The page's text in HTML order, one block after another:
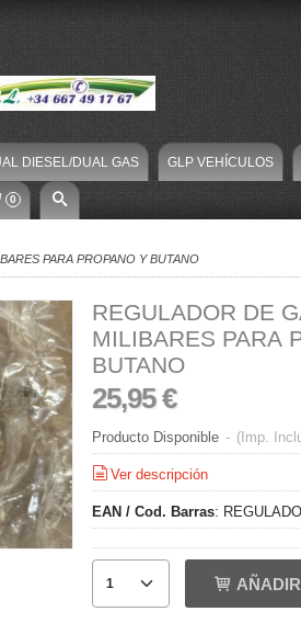
DIESEL/DUAL GAS GLP VEHÍCULOS
0
PARA PROPANO Y BUTANO
REGULADOR DE
MILIBARES PARA
BUTANO
25,95 €
Producto Disponible - (Imp.
Ver descripción
EAN / Cod. Barras: